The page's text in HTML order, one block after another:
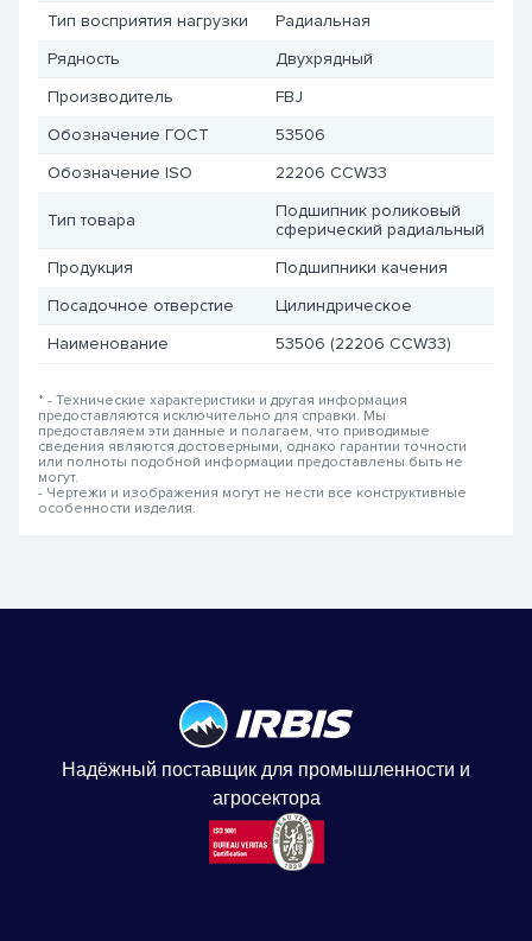
Тип восприятия нагрузки
Радиальная
Рядность
Двухрядный
Производитель
FBJ
Обозначение ГОСТ
53506
Обозначение ISO
22206 CCW33
Тип товара
Подшипник роликовый
сферический радиальный
Продукция
Подшипники качения
Посадочное отверстие
Цилиндрическое
Наименование
53506 (22206 CCW33)
* - Технические характеристики и другая информация
предоставляются исключительно для справки. Мы
предоставляем эти данные и полагаем, что приводимые
сведения являются достоверными, однако гарантии точности
или полноты подобной информации предоставлены быть не
могут.
- Чертежи и изображения могут не нести все конструктивные
особенности изделия.
Надёжный поставщик для промышленности и
агросектора